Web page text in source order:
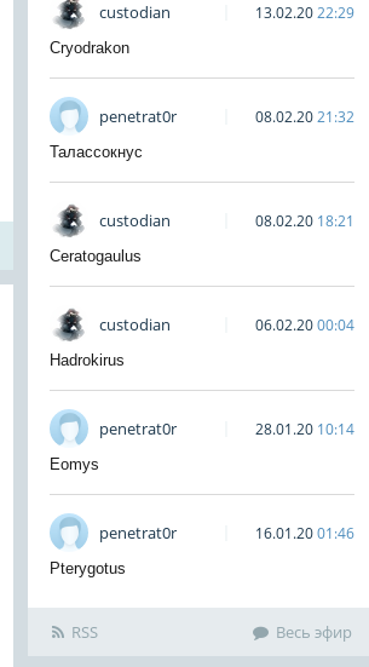
custodian 13.02.2022:29
Cryodrakon
penetrat0r 08.02.2021:32
Талассокнус
custodian 08.02.20 18:21
Ceratogaulus
custodian 06.02.2000:04
Hadrokirus
penetrat0r 28.01.20 10:14
Eomys
penetrat0r 16.01.2001:46
Pterygotus
RSS Весь эфир